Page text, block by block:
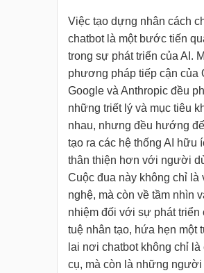
Việc tạo dựng nhân cách
chatbot là một bước tiến
trong sự phát triển của AI.
phương pháp tiếp cận của
Google và Anthropic đều
những triết lý và mục tiêu
nhau, nhưng đều hướng
tạo ra các hệ thống AI hữu
thân thiện hơn với người
Cuộc đua này không chỉ là
nghệ, mà còn về tầm nhìn
nhiệm đối với sự phát triển
tuệ nhân tạo, hứa hẹn một
lai nơi chatbot không chỉ là
cụ, mà còn là những người